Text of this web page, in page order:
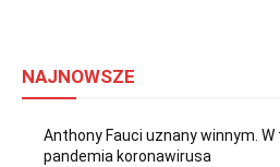
NAJNOWSZE
Anthony Fauci uznany winnym. W
pandemia koronawirusa